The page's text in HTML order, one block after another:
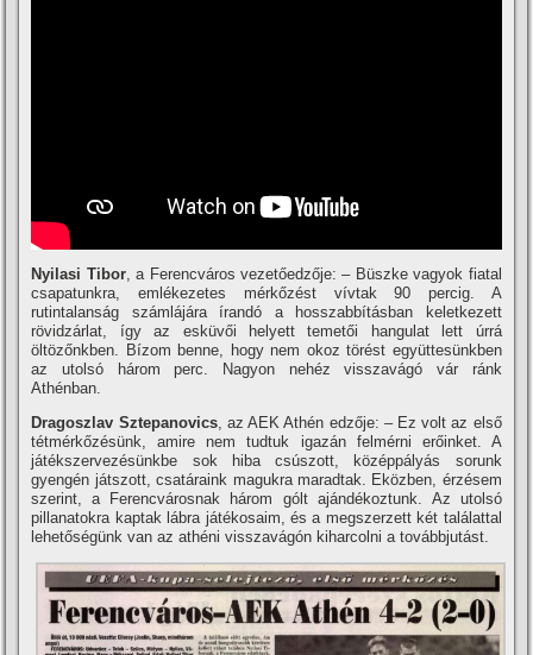
Nyilasi Tibor, a Ferencváros vezetőedzője: – Büszke vagyok fiatal
csapatunkra, emlékezetes mérkőzést ví­vtak 90 percig. A
rutintalanság számlájára í­randó a hosszabbí­tásban keletkezett
rövidzárlat, í­gy az esküvői helyett temetői hangulat lett úrrá
öltözőnkben. Bí­zom benne, hogy nem okoz törést együttesünkben
az utolsó három perc. Nagyon nehéz visszavágó vár ránk
Athénban.
Dragoszlav Sztepanovics, az AEK Athén edzője: – Ez volt az első
tétmérkőzésünk, amire nem tudtuk igazán felmérni erőinket. A
játékszervezésünkbe sok hiba csúszott, középpályás sorunk
gyengén játszott, csatáraink magukra maradtak. Eközben, érzésem
szerint, a Ferencvárosnak három gólt ajándékoztunk. Az utolsó
pillanatokra kaptak lábra játékosaim, és a megszerzett két találattal
lehetőségünk van az athéni visszavágón kiharcolni a továbbjutást.